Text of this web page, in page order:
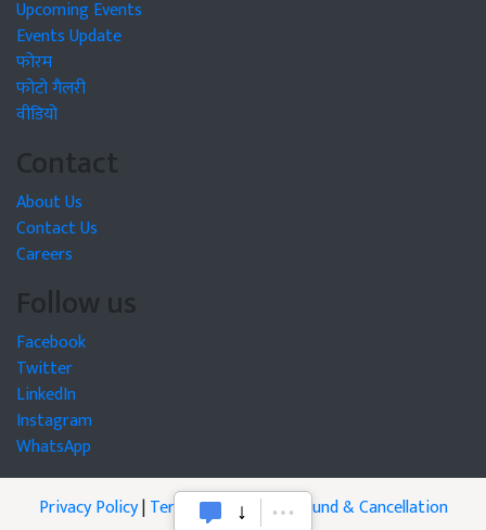
Upcoming Events
Events Update
फोरम
फोटो गैलरी
वीडियो
Contact
About Us
Contact Us
Careers
Follow us
Facebook
Twitter
LinkedIn
Instagram
WhatsApp
Privacy Policy|Terms of Service|Refund & Cancellation